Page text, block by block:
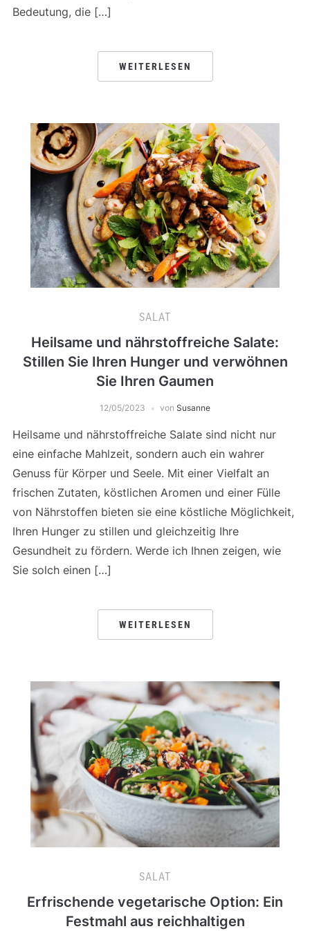
Bedeutung, die […]
WEITERLESEN
SALAT
Heilsame und nährstoffreiche Salate:
Stillen Sie Ihren Hunger und verwöhnen
Sie Ihren Gaumen
12/05/2023 von Susanne
Heilsame und nährstoffreiche Salate sind nicht nur
eine einfache Mahlzeit, sondern auch ein wahrer
Genuss für Körper und Seele. Mit einer Vielfalt an
frischen Zutaten, köstlichen Aromen und einer Fülle
von Nährstoffen bieten sie eine köstliche Möglichkeit,
Ihren Hunger zu stillen und gleichzeitig Ihre
Gesundheit zu fördern. Werde ich Ihnen zeigen, wie
Sie solch einen […]
WEITERLESEN
SALAT
Erfrischende vegetarische Option: Ein
Festmahl aus reichhaltigen